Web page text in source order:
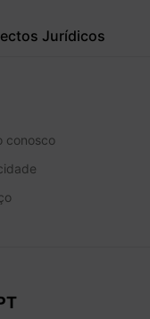
Jurídicos
conosco